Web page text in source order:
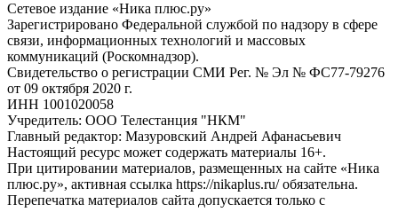
Сетевое издание «Ника плюс.ру»
Зарегистрировано Федеральной службой по надзору в сфере
связи, информационных технологий и массовых
коммуникаций (Роскомнадзор).
Свидетельство о регистрации СМИ Рег. № Эл № ФС77-79276
от 09 октября 2020 г.
ИНН 1001020058
Учредитель: ООО Телестанция "НКМ"
Главный редактор: Мазуровский Андрей Афанасьевич
Настоящий ресурс может содержать материалы 16+.
При цитировании материалов, размещенных на сайте «Ника
плюс.ру», активная ссылка https://nikaplus.ru/ обязательна.
Перепечатка материалов сайта допускается только с